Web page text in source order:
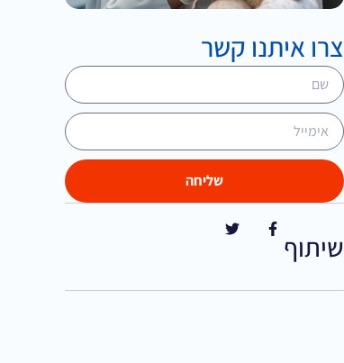
צרו איתנו קשר
שליחה
שיתוף